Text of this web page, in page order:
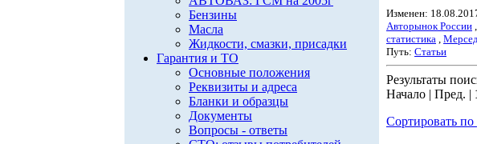
Бензины
Масла
Жидкости, смазки, присадки
Гарантия и ТО
Основные положения
Реквизиты и адреса
Бланки и образцы
Документы
Вопросы - ответы
Изменен:
Авторынок России ,
статистика ,
Путь: Статьи
Результаты
Начало | Пред. |
Сортировать по